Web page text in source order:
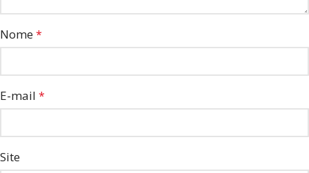
Nome*
E-mail *
Site